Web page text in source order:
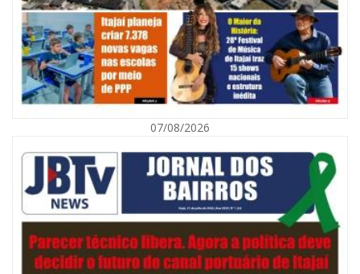
Defesa Civil orienta população sobre descarte correto de lixo para
prevenir alagamentos
NAVEGANTES
07/08/2026